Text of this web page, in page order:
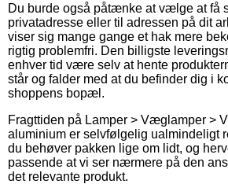
Du burde også påtænke at vælge at få
privatadresse eller til adressen på dit
viser sig mange gange et hak mere
rigtig problemfri. Den billigste
enhver tid være selv at hente
står og falder med at du befinder dig i
shoppens bopæl.
Fragttiden på Lamper > Væglamper >
aluminium er selvfølgelig ualmindeligt
du behøver pakken lige om lidt, og
passende at vi ser nærmere på den
det relevante produkt.